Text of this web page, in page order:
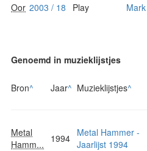
Oor 2003 / 18 Play
Genoemd in muzieklijstjes
Bron^ Jaar^ Muzieklijstjes^
Metal
Hamm...
1994 Metal Hammer -
Jaarlijst 1994